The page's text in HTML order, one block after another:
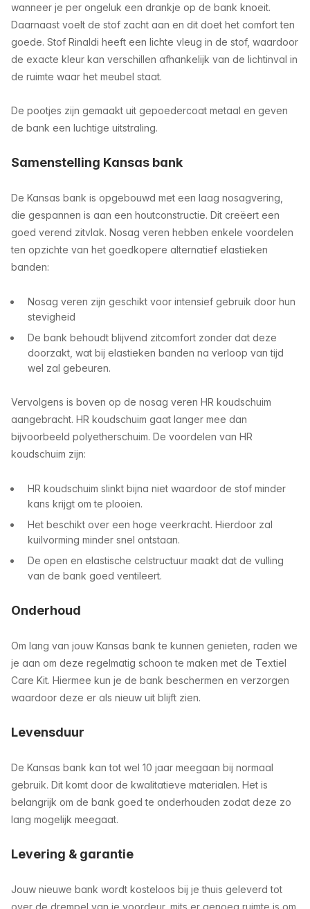
wanneer je per ongeluk een drankje op de bank knoeit.
Daarnaast voelt de stof zacht aan en dit doet het comfort ten
goede. Stof Rinaldi heeft een lichte vleug in de stof, waardoor
de exacte kleur kan verschillen afhankelijk van de lichtinval in
de ruimte waar het meubel staat.
De pootjes zijn gemaakt uit gepoedercoat metaal en geven
de bank een luchtige uitstraling.
Samenstelling Kansas bank
De Kansas bank is opgebouwd met een laag nosagvering,
die gespannen is aan een houtconstructie. Dit creëert een
goed verend zitvlak. Nosag veren hebben enkele voordelen
ten opzichte van het goedkopere alternatief elastieken
banden:
Nosag veren zijn geschikt voor intensief gebruik door hun
stevigheid
De bank behoudt blijvend zitcomfort zonder dat deze
doorzakt, wat bij elastieken banden na verloop van tijd
wel zal gebeuren.
Vervolgens is boven op de nosag veren HR koudschuim
aangebracht. HR koudschuim gaat langer mee dan
bijvoorbeeld polyetherschuim. De voordelen van HR
koudschuim zijn:
HR koudschuim slinkt bijna niet waardoor de stof minder
kans krijgt om te plooien.
Het beschikt over een hoge veerkracht. Hierdoor zal
kuilvorming minder snel ontstaan.
De open en elastische celstructuur maakt dat de vulling
van de bank goed ventileert.
Onderhoud
Om lang van jouw Kansas bank te kunnen genieten, raden we
je aan om deze regelmatig schoon te maken met de Textiel
Care Kit. Hiermee kun je de bank beschermen en verzorgen
waardoor deze er als nieuw uit blijft zien.
Levensduur
De Kansas bank kan tot wel 10 jaar meegaan bij normaal
gebruik. Dit komt door de kwalitatieve materialen. Het is
belangrijk om de bank goed te onderhouden zodat deze zo
lang mogelijk meegaat.
Levering & garantie
Jouw nieuwe bank wordt kosteloos bij je thuis geleverd tot
over de drempel van je voordeur, mits er genoeg ruimte is om